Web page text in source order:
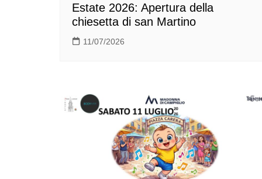
Estate 2026: Apertura della
chiesetta di san Martino
11/07/2026